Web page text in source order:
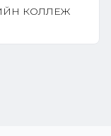
КОЛЛЕЖ